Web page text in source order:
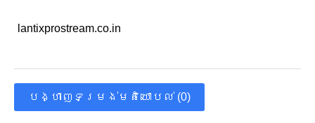
lantixprostream.co.in
បង្ហាញទម្រង់មតិយោបល់ (0)